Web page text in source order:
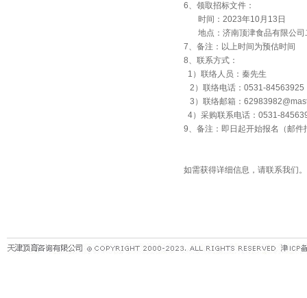
6、领取招标文件：
时间：2023年10月13日
地点：济南顶津食品有限公司
7、备注：以上时间为预估时间
8、联系方式：
1）联络人员：秦先生
2）联络电话：0531-84563925
3）联络邮箱：
4）采购联系电话：0531-
9、备注：即日起开始报名（邮件
如需获得详细信息，请联系我们。